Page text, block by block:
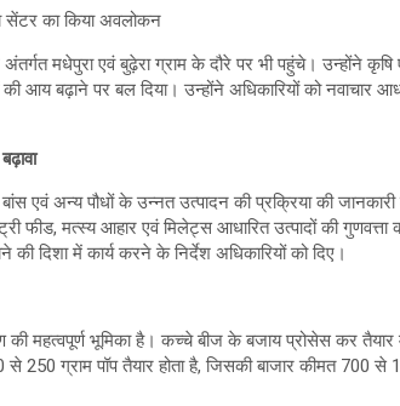
मधेपुरा एवं बुढ़ेरा ग्राम के दौरे पर भी पहुंचे। उन्होंने कृषि
बढ़ाने पर बल दिया। उन्होंने अधिकारियों को नवाचार
एवं अन्य पौधों के उन्नत उत्पादन की प्रक्रिया की जानकारी
फीड, मत्स्य आहार एवं मिलेट्स आधारित उत्पादों की गुणवत्ता
की दिशा में कार्य करने के निर्देश अधिकारियों को दिए।
महत्वपूर्ण भूमिका है। कच्चे बीज के बजाय प्रोसेस कर
250 ग्राम पॉप तैयार होता है, जिसकी बाजार कीमत 700